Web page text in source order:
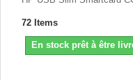
72 Items
En stock prêt à être